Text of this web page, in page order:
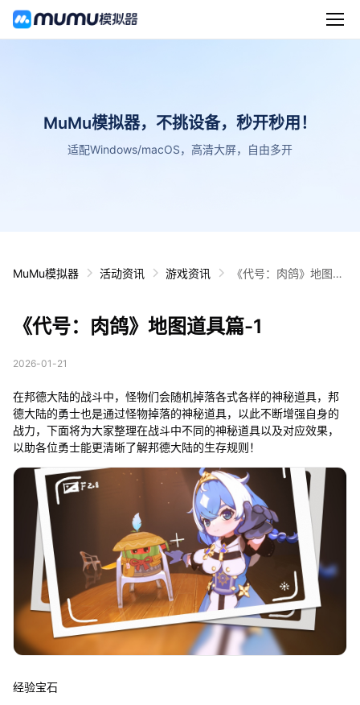
MuMu模拟器，不挑设备，秒开秒用！
适配Windows/macOS，高清大屏，自由多开
MuMu模拟器 活动资讯 游戏资讯
《代号：肉鸽》地图道
《代号：肉鸽》地图道具篇-1
2026-01-21
在邦德大陆的战斗中，怪物们会随机掉落各式各样的神秘道具，邦
德大陆的勇士也是通过怪物掉落的神秘道具，以此不断增强自身的
战力，下面将为大家整理在战斗中不同的神秘道具以及对应效果，
以助各位勇士能更清晰了解邦德大陆的生存规则！
经验宝石